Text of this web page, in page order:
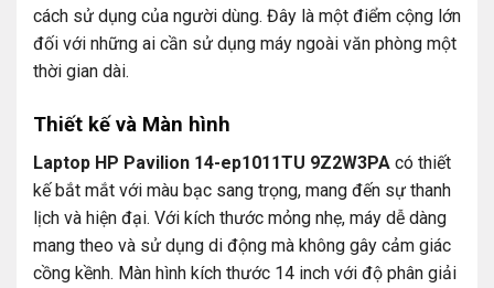
cách sử dụng của người dùng. Đây là một điểm cộng lớn
đối với những ai cần sử dụng máy ngoài văn phòng một
thời gian dài.
Thiết kế và Màn hình
Laptop HP Pavilion 14-ep1011TU 9Z2W3PA có thiết
kế bắt mắt với màu bạc sang trọng, mang đến sự thanh
lịch và hiện đại. Với kích thước mỏng nhẹ, máy dễ dàng
mang theo và sử dụng di động mà không gây cảm giác
cồng kềnh. Màn hình kích thước 14 inch với độ phân giải